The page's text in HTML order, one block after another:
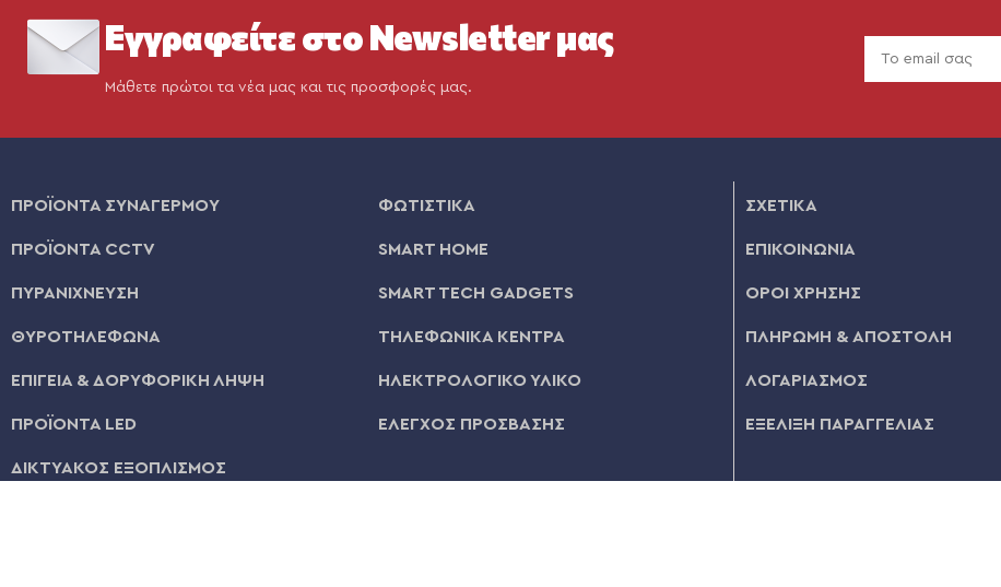
Εγγραφείτε στο Newsletter μας
Μάθετε πρώτοι τα νέα μας και τις προσφορές μας.
ΠΡΟΪΟΝΤΑ ΣΥΝΑΓΕΡΜΟΥ
ΠΡΟΪΟΝΤΑ CCTV
ΠΥΡΑΝΙΧΝΕΥΣΗ
ΘΥΡΟΤΗΛΕΦΩΝΑ
ΕΠΙΓΕΙΑ & ΔΟΡΥΦΟΡΙΚΗ ΛΗΨΗ
ΠΡΟΪΟΝΤΑ LED
ΔΙΚΤΥΑΚΟΣ ΕΞΟΠΛΙΣΜΟΣ
ΦΩΤΙΣΤΙΚΑ
SMART HOME
SMART TECH GADGETS
ΤΗΛΕΦΩΝΙΚΑ ΚΕΝΤΡΑ
ΗΛΕΚΤΡΟΛΟΓΙΚΟ ΥΛΙΚΟ
ΕΛΕΓΧΟΣ ΠΡΟΣΒΑΣΗΣ
ΣΧΕΤΙΚΑ
ΕΠΙΚΟΙΝΩΝΙΑ
ΟΡΟΙ ΧΡΗΣΗΣ
ΠΛΗΡΩΜΗ & ΑΠΟΣΤΟΛΗ
ΛΟΓΑΡΙΑΣΜΟΣ
ΕΞΕΛΙΞΗ ΠΑΡΑΓΓΕΛΙΑΣ